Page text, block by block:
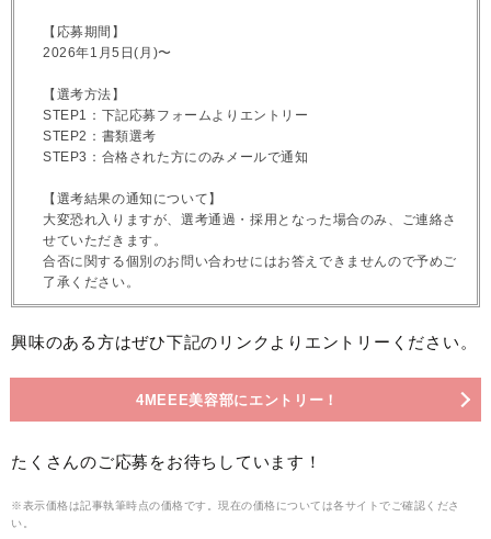
【応募期間】
2026年1月5日(月)〜
【選考方法】
STEP1：下記応募フォームよりエントリー
STEP2：書類選考
STEP3：合格された方にのみメールで通知
【選考結果の通知について】
大変恐れ入りますが、選考通過・採用となった場合のみ、ご連絡さ
せていただきます。
合否に関する個別のお問い合わせにはお答えできませんので予めご
了承ください。
興味のある方はぜひ下記のリンクよりエントリーください。
4MEEE美容部にエントリー！
たくさんのご応募をお待ちしています！
※表示価格は記事執筆時点の価格です。現在の価格については各サイトでご確認くださ
い。